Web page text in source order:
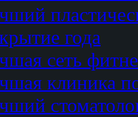
года
сеть
клиника